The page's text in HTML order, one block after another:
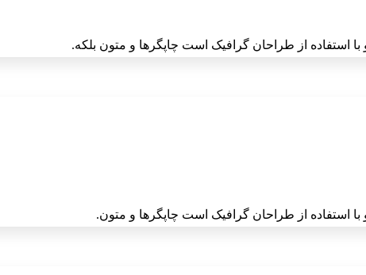
استفاده از طراحان گرافیک است چاپگرها و متون بلکه.
استفاده از طراحان گرافیک است چاپگرها و متون.